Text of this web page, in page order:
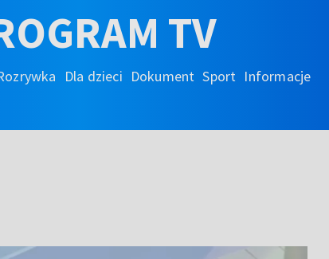
TV
Dla dzieci Dokument Sport Informacje